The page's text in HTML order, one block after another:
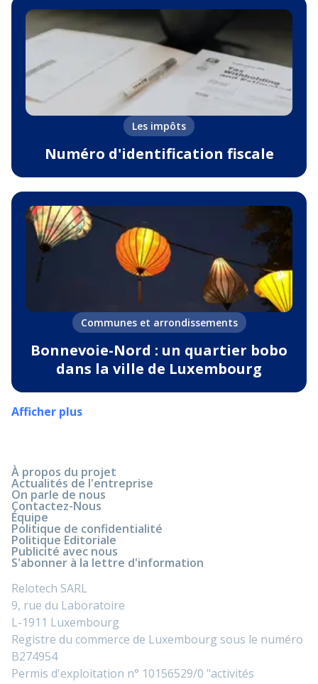
Les impôts
Numéro d'identification fiscale
Communes et arrondissements
Bonnevoie-Nord : un quartier bobo
dans la ville de Luxembourg
Afficher plus
À propos du projet
Actualités de l'entreprise
On parle de nous
Contactez-Nous
Équipe
Politique de confidentialité
Politique Editoriale
Publicité avec nous
S'abonner à la lettre d'information
Relotech SARL
9, rue du Laboratoire
L-1911 Luxembourg
Registre du commerce de Luxembourg sous le numéro
B274954
Permis d'exploitation n° 10156529/0 "activités